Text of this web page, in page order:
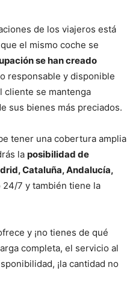
de los viajeros está
el mismo coche se
se han creado
responsable y disponible
cliente se mantenga
sus bienes más preciados.
tener una cobertura amplia
la posibilidad de
Cataluña, Andalucía,
7 y también tiene la
y ¡no tienes de qué
completa, el servicio al
¡la cantidad no